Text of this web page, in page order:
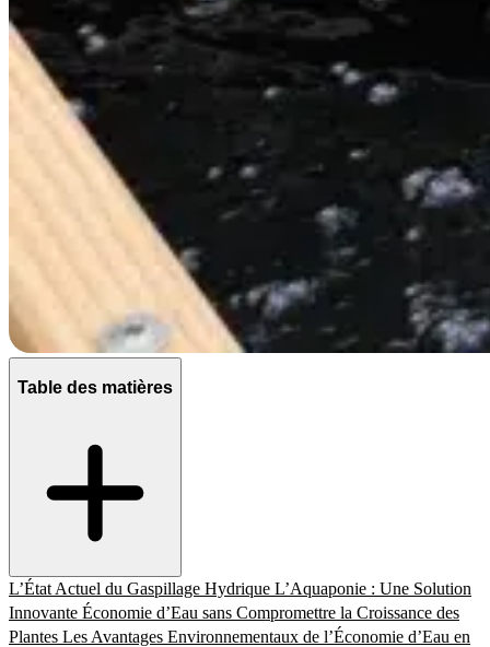
Table des matières
L’État Actuel du Gaspillage Hydrique L’Aquaponie : Une Solution
Innovante Économie d’Eau sans Compromettre la Croissance des
Plantes Les Avantages Environnementaux de l’Économie d’Eau en